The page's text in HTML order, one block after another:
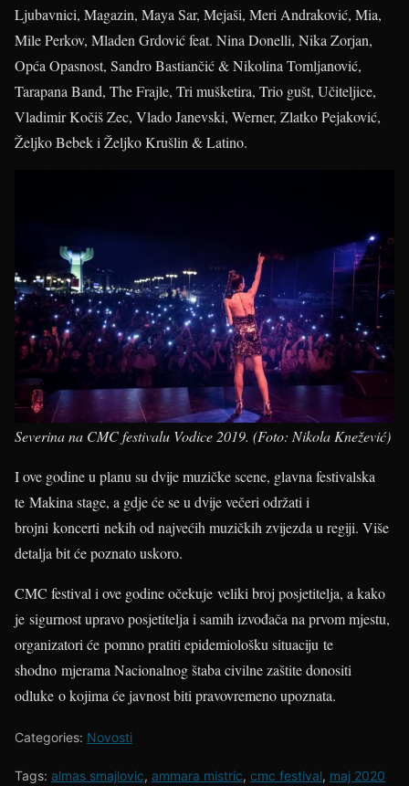
Ljubavnici, Magazin, Maya Sar, Mejaši, Meri Andraković, Mia,
Mile Perkov, Mladen Grdović feat. Nina Donelli, Nika Zorjan,
Opća Opasnost, Sandro Bastiančić & Nikolina Tomljanović,
Tarapana Band, The Frajle, Tri mušketira, Trio gušt, Učiteljice,
Vladimir Kočiš Zec, Vlado Janevski, Werner, Zlatko Pejaković,
Željko Bebek i Željko Krušlin & Latino.
Severina na CMC festivalu Vodice 2019. (Foto: Nikola Knežević)
I ove godine u planu su dvije muzičke scene, glavna festivalska
te Makina stage, a gdje će se u dvije večeri održati i
brojni koncerti nekih od najvećih muzičkih zvijezda u regiji. Više
detalja bit će poznato uskoro.
CMC festival i ove godine očekuje veliki broj posjetitelja, a kako
je sigurnost upravo posjetitelja i samih izvođača na prvom mjestu,
organizatori će pomno pratiti epidemiološku situaciju te
shodno mjerama Nacionalnog štaba civilne zaštite donositi
odluke o kojima će javnost biti pravovremeno upoznata.
Categories: Novosti
Tags: almas smajlovic, ammara mistric, cmc festival, maj 2020